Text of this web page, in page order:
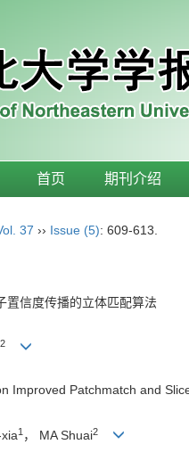
首页 期刊介绍
37 ›› Issue (5): 609-613.
置信度传播的立体匹配算法
2
Improved Patchmatch and
1 ， MA Shuai2